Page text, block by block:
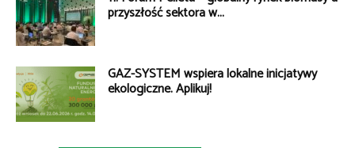
przyszłość sektora w...
GAZ-SYSTEM wspiera lokalne inicjatywy
ekologiczne. Aplikuj!